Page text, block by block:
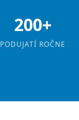
200+
PODUJATÍ ROČNE